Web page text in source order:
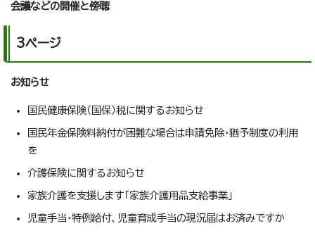
会議などの開催と傍聴
3ページ
お知らせ
国民健康保険（国保）税に関するお知らせ
国民年金保険料納付が困難な場合は申請免除・猶予制度の利用
を
介護保険に関するお知らせ
家族介護を支援します「家族介護用品支給事業」
児童手当・特例給付、児童育成手当の現況届はお済みですか